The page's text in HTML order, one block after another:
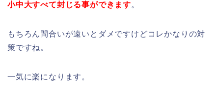
小中大すべて封じる事ができます。
もちろん間合いが遠いとダメですけどコレかなりの対
策ですね。
一気に楽になります。